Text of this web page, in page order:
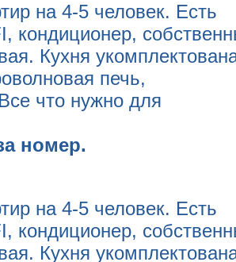
на 4-5 человек. Есть
кондиционер,
Кухня
печь,
что нужно для
номер.
на 4-5 человек. Есть
кондиционер,
Кухня